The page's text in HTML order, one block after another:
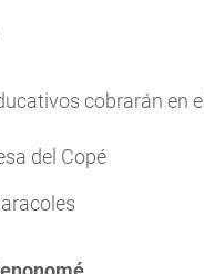
cobrarán en el
del Copé